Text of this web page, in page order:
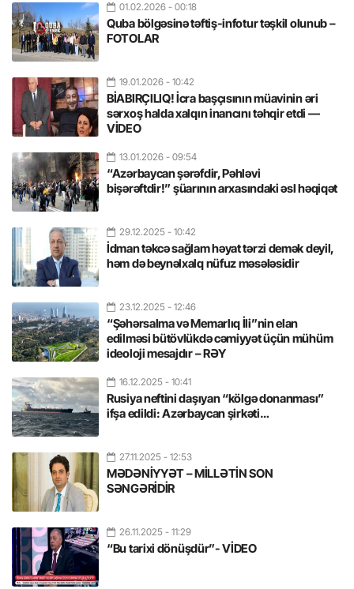
01.02.2026 - 00:18
Quba bölgəsinə təftiş-infotur təşkil olunub –
FOTOLAR
19.01.2026 - 10:42
BİABIRÇILIQ! İcra başçısının müavinin əri
sərxoş halda xalqın inancını təhqir etdi —
VİDEO
13.01.2026 - 09:54
“Azərbaycan şərəfdir, Pəhləvi
bişərəftdir!” şüarının arxasındaki əsl həqiqət
29.12.2025 - 10:42
İdman təkcə sağlam həyat tərzi demək deyil,
həm də beynəlxalq nüfuz məsələsidir
23.12.2025 - 12:46
“Şəhərsalma və Memarlıq İli”nin elan
edilməsi bütövlükdə cəmiyyət üçün mühüm
ideoloji mesajdır – RƏY
16.12.2025 - 10:41
Rusiya neftini daşıyan “kölgə donanması”
ifşa edildi: Azərbaycan şirkəti…
27.11.2025 - 12:53
MƏDƏNİYYƏT – MİLLƏTİN SON
SƏNGƏRİDİR
26.11.2025 - 11:29
“Bu tarixi dönüşdür”- VİDEO